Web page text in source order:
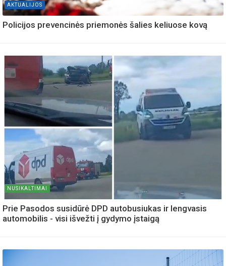
AKTUALIJOS
Policijos prevencinės priemonės šalies keliuose kovą
NUSIKALTIMAI
Prie Pasodos susidūrė DPD autobusiukas ir lengvasis
automobilis - visi išvežti į gydymo įstaigą